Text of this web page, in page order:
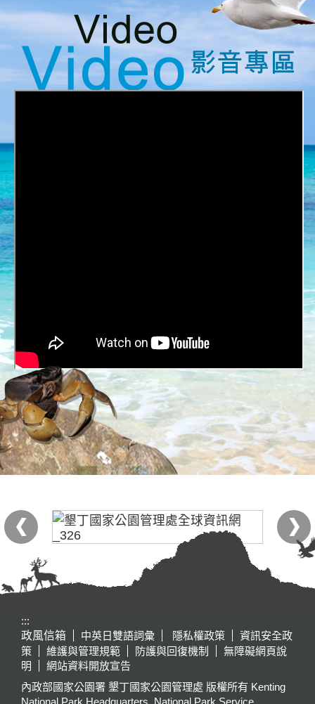
:::
政風信箱
中英日雙語詞彙 隱私權政策
資訊安全政
策
維護與管理規範 防護與回復機制
無障礙網頁說
明
網站資料開放宣告
內政部國家公園署 墾丁國家公園管理處 版權所有 Kenting
National Park Headquarters, National Park Service,